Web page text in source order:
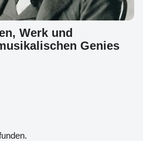
Werk und
Genies